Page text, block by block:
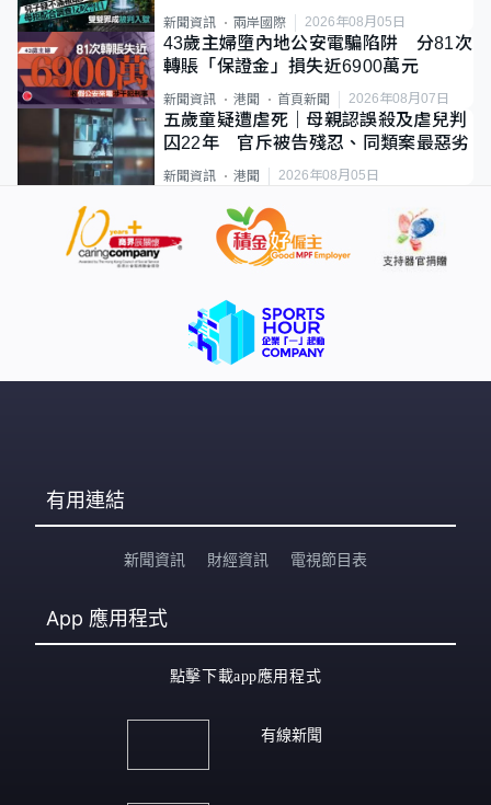
新聞資訊 兩岸國際 2026年08月05日
43歲主婦墮內地公安電騙陷阱 分81次
轉賬「保證金」損失近6900萬元
新聞資訊 港聞 首頁新聞 2026年08月07日
五歲童疑遭虐死｜母親認誤殺及虐兒判
囚22年 官斥被告殘忍、同類案最惡劣
新聞資訊 港聞 2026年08月05日
有用連結
新聞資訊 財經資訊 電視節目表
App 應用程式
點擊下載app應用程式
有線新聞